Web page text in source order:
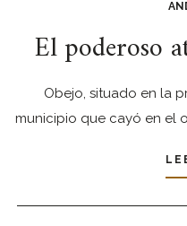
El poderoso
Obejo, situado en la
municipio que cayó en el